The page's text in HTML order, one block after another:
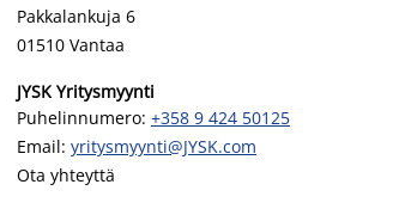
Pakkalankuja 6
01510 Vantaa
JYSK Yritysmyynti
Puhelinnumero: +358 9 424 50125
Email: yritysmyynti@JYSK.com
Ota yhteyttä